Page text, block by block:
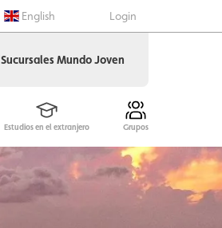
English Login
Sucursales Mundo Joven
Estudios en el extranjero Grupos